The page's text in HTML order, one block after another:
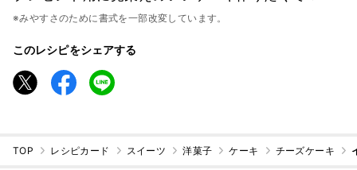
※みやすさのために書式を一部改変しています。
このレシピをシェアする
TOP レシピカード スイーツ 洋菓子 ケーキ チーズケーキ